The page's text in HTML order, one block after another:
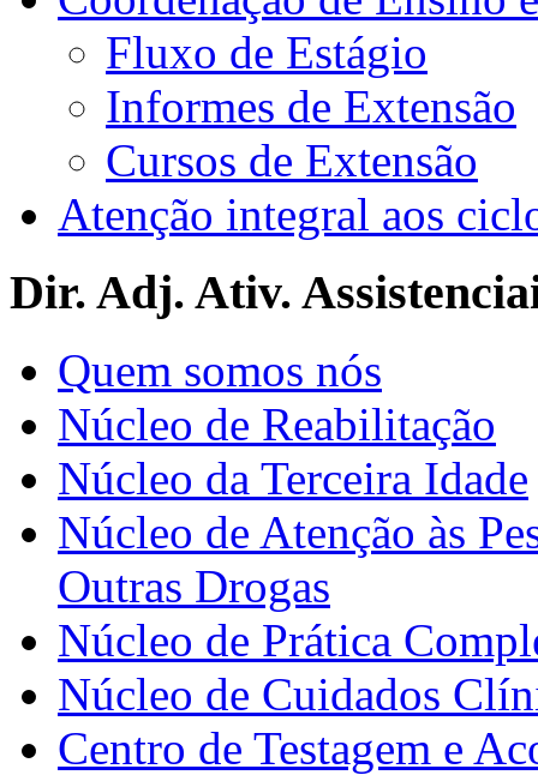
Fluxo de Estágio
Informes de Extensão
Cursos de Extensão
Atenção integral aos
Dir. Adj. Ativ.
Quem somos nós
Núcleo de Reabilitação
Núcleo da Terceira Idade
Núcleo de Atenção às
Outras Drogas
Núcleo de Prática
Núcleo de Cuidados
Centro de Testagem e